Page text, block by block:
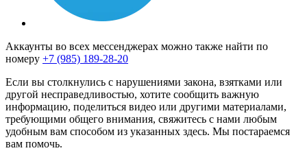
Аккаунты во всех мессенджерах можно также найти по
номеру +7 (985) 189-28-20
Если вы столкнулись с нарушениями закона, взятками или
другой несправедливостью, хотите сообщить важную
информацию, поделиться видео или другими материалами,
требующими общего внимания, свяжитесь с нами любым
удобным вам способом из указанных здесь. Мы постараемся
вам помочь.